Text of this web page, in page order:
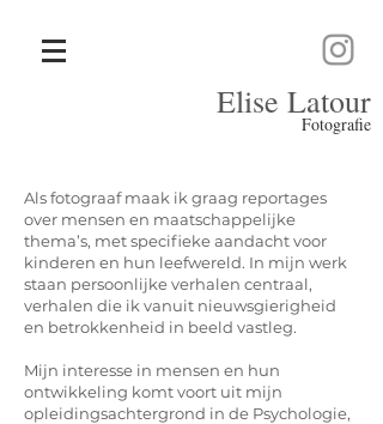
Elise Latour
Fotografie
Als fotograaf maak ik graag reportages
over mensen en maatschappelijke
thema’s, met specifieke aandacht voor
kinderen en hun leefwereld. In mijn werk
staan persoonlijke verhalen centraal,
verhalen die ik vanuit nieuwsgierigheid
en betrokkenheid in beeld vastleg.
Mijn interesse in mensen en hun
ontwikkeling komt voort uit mijn
opleidingsachtergrond in de Psychologie,